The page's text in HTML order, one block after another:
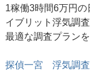
1稼働3時間6万円
イブリット浮気調査
最適な調査プラン
探偵一宮 浮気調査